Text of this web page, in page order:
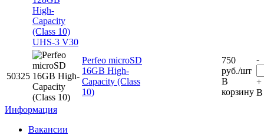
50325
Perfeo microSD
16GB High-
Capacity (Class
10)
750
руб./шт
В
корзину
-
+
В
Информация
Вакансии